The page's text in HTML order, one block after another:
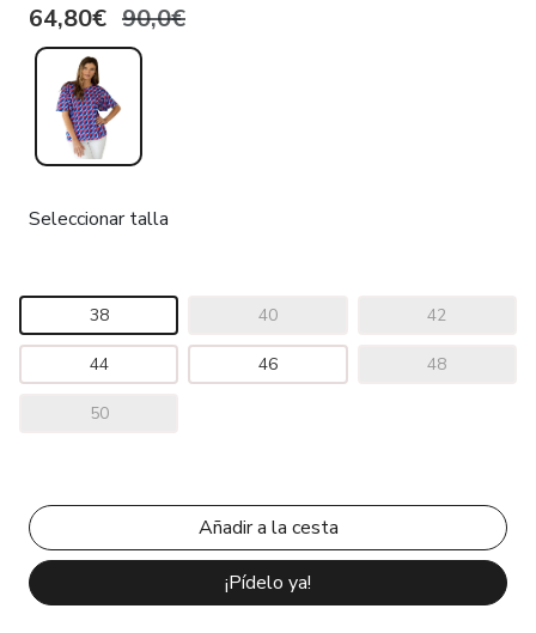
64,80€ 90,0€
Seleccionar talla
38 40 42
44 46 48
50
¡Pídelo ya!